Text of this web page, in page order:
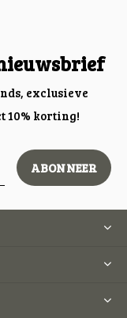
exclusieve
10% korting!
ABONNEER